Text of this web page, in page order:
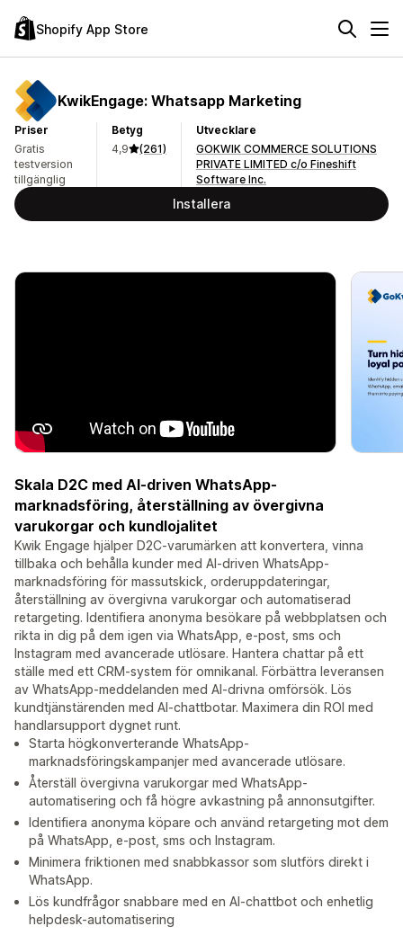
Shopify App Store
KwikEngage: Whatsapp Marketing
Priser
Gratis
testversion
tillgänglig
Betyg
4,9
(261)
Utvecklare
GOKWIK COMMERCE SOLUTIONS
PRIVATE LIMITED c/o Fineshift
Software Inc.
Installera
Skala D2C med AI-driven WhatsApp-
marknadsföring, återställning av övergivna
varukorgar och kundlojalitet
Kwik Engage hjälper D2C-varumärken att konvertera, vinna
tillbaka och behålla kunder med AI-driven WhatsApp-
marknadsföring för massutskick, orderuppdateringar,
återställning av övergivna varukorgar och automatiserad
retargeting. Identifiera anonyma besökare på webbplatsen och
rikta in dig på dem igen via WhatsApp, e-post, sms och
Instagram med avancerade utlösare. Hantera chattar på ett
ställe med ett CRM-system för omnikanal. Förbättra leveransen
av WhatsApp-meddelanden med AI-drivna omförsök. Lös
kundtjänstärenden med AI-chattbotar. Maximera din ROI med
handlarsupport dygnet runt.
Starta högkonverterande WhatsApp-
marknadsföringskampanjer med avancerade utlösare.
Återställ övergivna varukorgar med WhatsApp-
automatisering och få högre avkastning på annonsutgifter.
Identifiera anonyma köpare och använd retargeting mot dem
på WhatsApp, e-post, sms och Instagram.
Minimera friktionen med snabbkassor som slutförs direkt i
WhatsApp.
Lös kundfrågor snabbare med en AI-chattbot och enhetlig
helpdesk-automatisering